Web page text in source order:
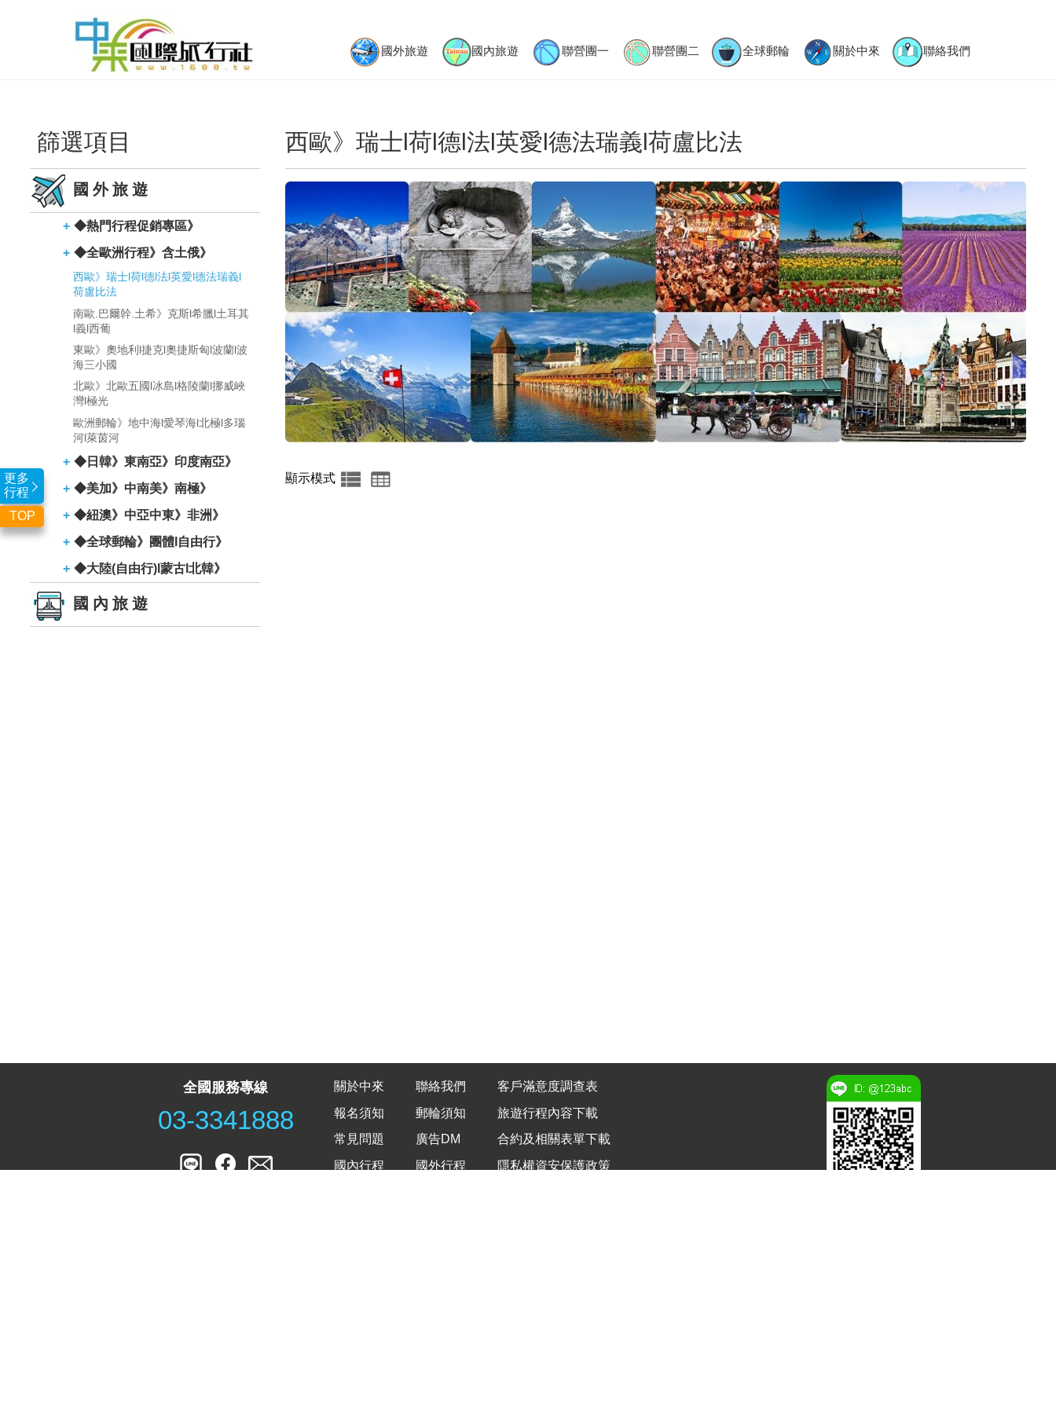
國外旅遊 國內旅遊 聯營團一 聯營團二 全球郵輪 關於中來 聯絡我們
更多
行程
TOP
篩選項目
國外旅遊
◆熱門行程促銷專區》
◆全歐洲行程》含土俄》
西歐》瑞士l荷l德l法l英愛l德法瑞義l
荷盧比法
南歐.巴爾幹.土希》克斯l希臘l土耳其
l義l西葡
東歐》奧地利l捷克l奧捷斯匈l波蘭l波
海三小國
北歐》北歐五國l冰島l格陵蘭l挪威峽
灣l極光
歐洲郵輪》地中海l愛琴海l北極l多瑙
河l萊茵河
◆日韓》東南亞》印度南亞》
◆美加》中南美》南極》
◆紐澳》中亞中東》非洲》
◆全球郵輪》團體l自由行》
◆大陸(自由行)l蒙古l北韓》
國內旅遊
西歐》瑞士l荷l德l法l英愛l德法瑞義l荷盧比法
顯示模式
全國服務專線
03-3341888
關於中來
聯絡我們
報名須知
郵輪須知
常見問題
廣告DM
國內行程
國外行程
客戶滿意度調查表
旅遊行程內容下載
合約及相關表單下載
隱私權資安保護政策